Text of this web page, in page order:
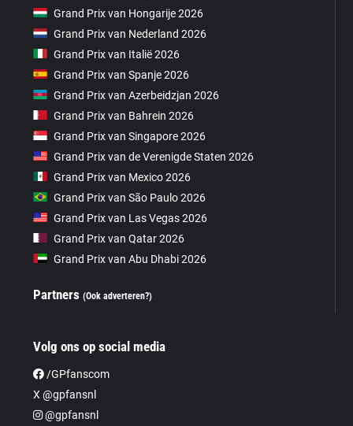
Grand Prix van Hongarije 2026
Grand Prix van Nederland 2026
Grand Prix van Italië 2026
Grand Prix van Spanje 2026
Grand Prix van Azerbeidzjan 2026
Grand Prix van Bahrein 2026
Grand Prix van Singapore 2026
Grand Prix van de Verenigde Staten 2026
Grand Prix van Mexico 2026
Grand Prix van São Paulo 2026
Grand Prix van Las Vegas 2026
Grand Prix van Qatar 2026
Grand Prix van Abu Dhabi 2026
Partners(Ook adverteren?)
Volg ons op social media
/GPfanscom
X @gpfansnl
@gpfansnl